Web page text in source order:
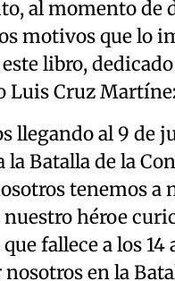
al momento de
motivos que lo
libro,
Luis Cruz
llegando al 9 de
la Batalla de la
tenemos a
héroe
fallece a los 14
en la